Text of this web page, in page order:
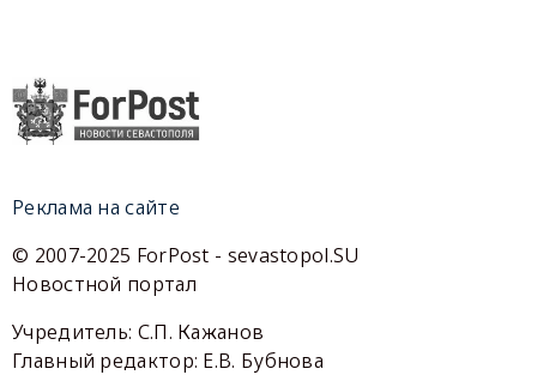
Реклама на сайте
© 2007-2025 ForPost - sevastopol.SU
Новостной портал
Учредитель: С.П. Кажанов
Главный редактор: Е.В. Бубнова